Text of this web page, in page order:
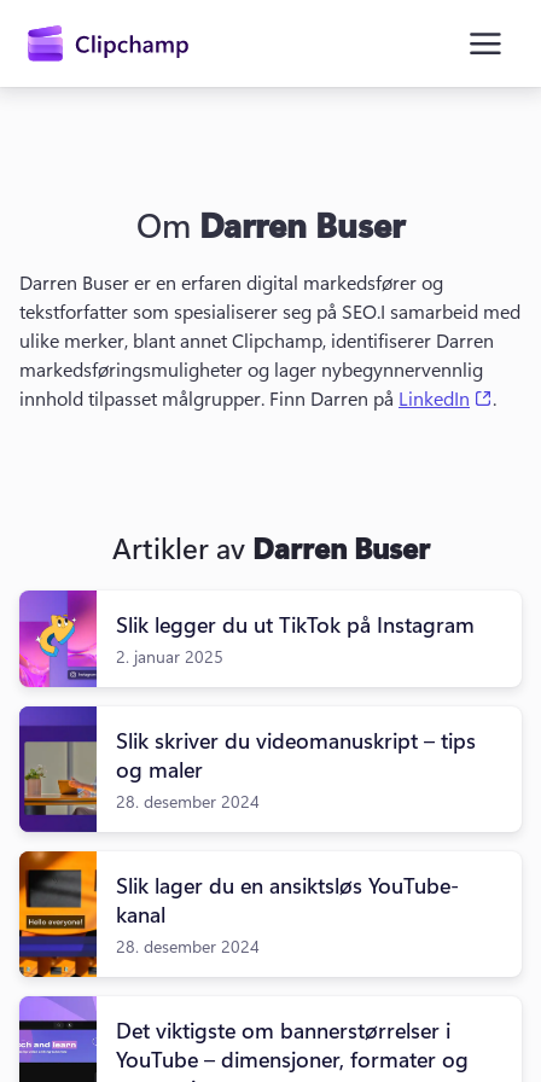
Logg på
Prøv gratis
Om Darren Buser
Darren Buser er en erfaren digital markedsfører og
tekstforfatter som spesialiserer seg på SEO.I samarbeid med
ulike merker, blant annet Clipchamp, identifiserer Darren
markedsføringsmuligheter og lager nybegynnervennlig
innhold tilpasset målgrupper. Finn Darren på LinkedIn .
Artikler av Darren Buser
Slik legger du ut TikTok på Instagram
2. januar 2025
Slik skriver du videomanuskript – tips
og maler
28. desember 2024
Slik lager du en ansiktsløs YouTube-
kanal
28. desember 2024
Det viktigste om bannerstørrelser i
YouTube – dimensjoner, formater og